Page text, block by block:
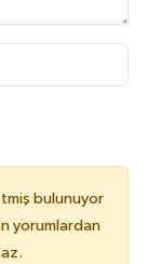
bulunuyor
yorumlardan